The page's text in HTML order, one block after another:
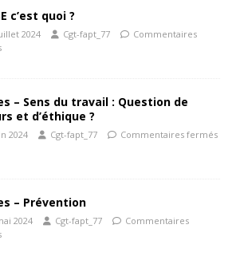
c’est quoi ?
2024 Cgt-fapt_77
Commentaires
– Sens du travail : Question de
et d’éthique ?
2024 Cgt-fapt_77 Commentaires fermés
– Prévention
2024 Cgt-fapt_77
Commentaires